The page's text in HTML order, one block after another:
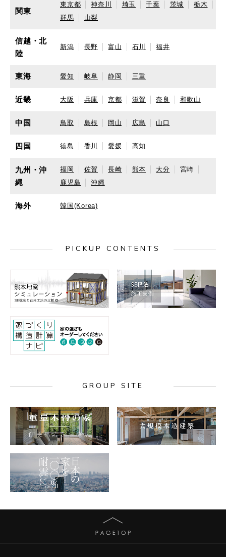
関東
東京都 神奈川 埼玉 千葉 茨城
栃木
群馬
山梨
信越・北
陸
新潟 長野 富山 石川 福井
東海 愛知 岐阜 静岡 三重
近畿 大阪 兵庫 京都 滋賀 奈良 和歌山
中国 鳥取 島根 岡山 広島 山口
四国 徳島 香川 愛媛 高知
九州・沖
縄
福岡 佐賀 長崎 熊本 大分
宮崎
鹿児島
沖縄
海外 韓国(Korea)
PICKUP CONTENTS
GROUP SITE